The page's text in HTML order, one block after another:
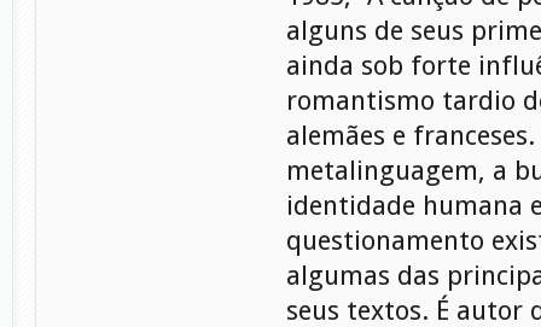
alguns de seus
ainda sob forte
romantismo tardio
alemães e franceses.
metalinguagem, a
identidade humana
questionamento
algumas das
seus textos. É autor